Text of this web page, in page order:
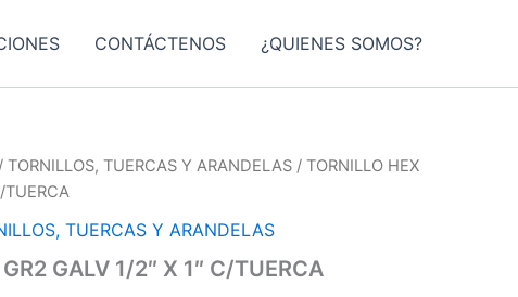
CONTÁCTENOS ¿QUIENES SOMOS?
/ TORNILLOS, TUERCAS Y ARANDELAS / TORNILLO HEX
TUERCA
TUERCAS Y ARANDELAS
GALV 1/2″ X 1″ C/TUERCA